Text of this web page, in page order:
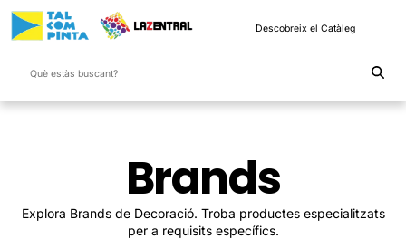
Descobreix el Catàleg
Brands
Explora Brands de Decoració. Troba productes especialitzats
per a requisits específics.